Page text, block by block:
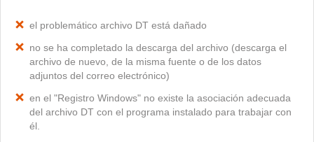
el problemático archivo DT está dañado
no se ha completado la descarga del archivo (descarga el
archivo de nuevo, de la misma fuente o de los datos
adjuntos del correo electrónico)
en el "Registro Windows" no existe la asociación adecuada
del archivo DT con el programa instalado para trabajar con
él.